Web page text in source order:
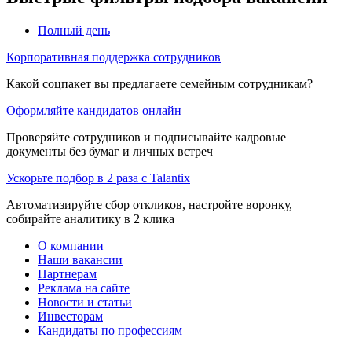
Полный день
Корпоративная поддержка сотрудников
Какой соцпакет вы предлагаете семейным сотрудникам?
Оформляйте кандидатов онлайн
Проверяйте сотрудников и подписывайте кадровые
документы без бумаг и личных встреч
Ускорьте подбор в 2 раза с Talantix
Автоматизируйте сбор откликов, настройте воронку,
собирайте аналитику в 2 клика
О компании
Наши вакансии
Партнерам
Реклама на сайте
Новости и статьи
Инвесторам
Кандидаты по профессиям